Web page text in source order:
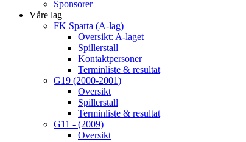
Sponsorer
Våre lag
FK Sparta (A-lag)
Oversikt: A-laget
Spillerstall
Kontaktpersoner
Terminliste & resultat
G19 (2000-2001)
Oversikt
Spillerstall
Terminliste & resultat
G11 - (2009)
Oversikt